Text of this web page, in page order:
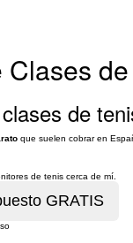
Clases
de
que suelen cobrar en
de tenis cerca de mí.